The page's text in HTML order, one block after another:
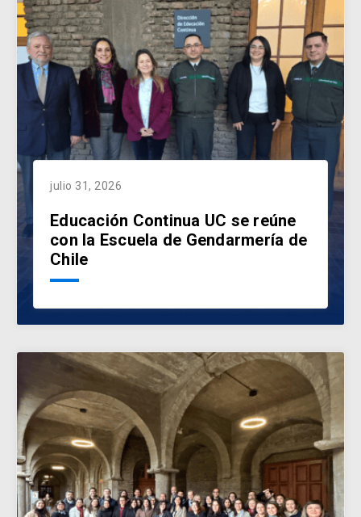
julio 31, 2026
Educación Continua UC se reúne
con la Escuela de Gendarmería de
Chile